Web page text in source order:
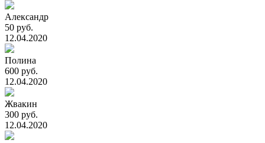
Александр
50 руб.
12.04.2020
Полина
600 руб.
12.04.2020
Жвакин
300 руб.
12.04.2020